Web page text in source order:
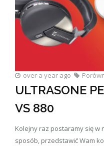
over a year ago
ULTRASONE
VS 880
Kolejny raz postaramy się w
sposób, przedstawić Wam